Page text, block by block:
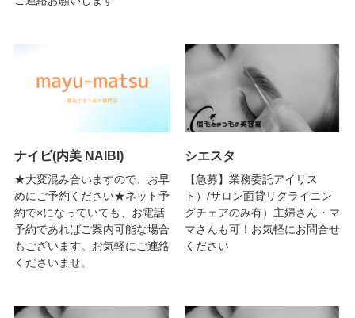
ナイビ(内美 NAIBI)
★大変混み合いますので、お早
めにご予約ください★ネット予
約で×になっていても、お電話
予約であればご案内可能な場合
もございます。お気軽にご連絡
くださいませ。
シエスタ
【急募】業務委託アイリス
ト）/サロン面貸リクライニン
グチェアのみ有）主婦さん・マ
マさんも可！お気軽にお問合せ
ください